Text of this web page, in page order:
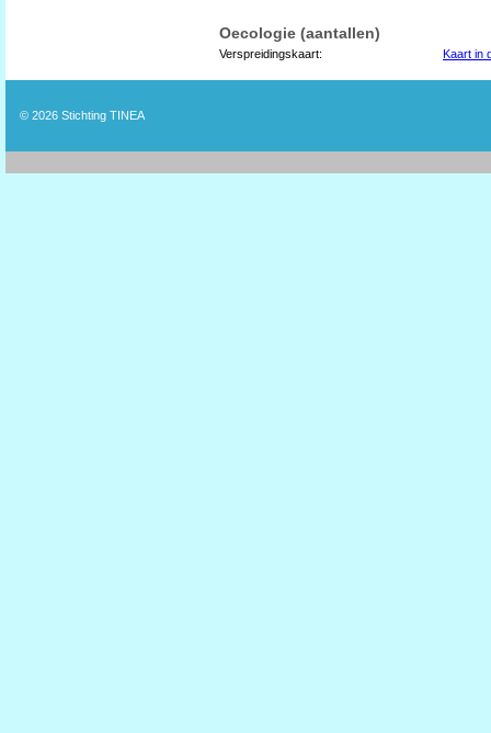
Oecologie (aantallen)
Verspreidingskaart: Kaart in
© 2026 Stichting TINEA